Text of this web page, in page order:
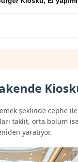
şeklinde cephe
taklit, orta bölüm
yaratıyor.